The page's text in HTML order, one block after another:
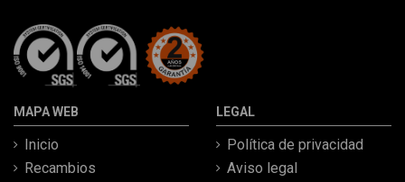
MAPA WEB
Inicio
Recambios
LEGAL
Política de privacidad
Aviso legal